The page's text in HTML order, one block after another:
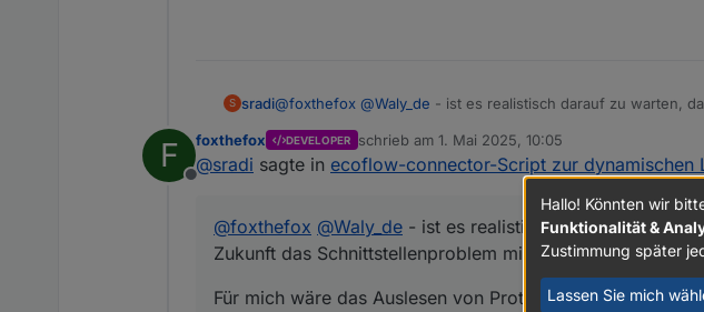
S sradi@foxthefox @Waly_de - ist es realistisch darauf zu warten,
Für mich wäre das Auslesen von Protobuf-Messages
kommen, tiefer in das Thema einzusteigen :)
F
Offline
foxthefox DEVELOPER schrieb am 1. Mai 2025, 10:05
zuletzt editiert von
@sradi sagte in ecoflow-connector-Script zur dynamischen
@foxthefox @Waly_de - ist es realistisch darauf zu
Zukunft das Schnittstellenproblem mit der Delta Pro und
Für mich wäre das Auslesen von Protobuf-Messages
Hallo! Könnten wir
Funktionalität &
Zustimmung später
Lassen Sie mich